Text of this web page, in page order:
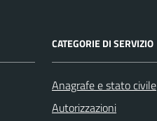
CATEGORIE DI SERVIZIO
Anagrafe e stato civile
Autorizzazioni